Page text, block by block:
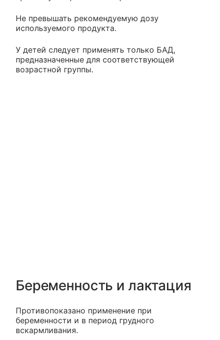
Не превышать рекомендуемую дозу
используемого продукта.
У детей следует применять только БАД,
предназначенные для соответствующей
возрастной группы.
Беременность и лактация
Противопоказано применение при
беременности и в период грудного
вскармливания.